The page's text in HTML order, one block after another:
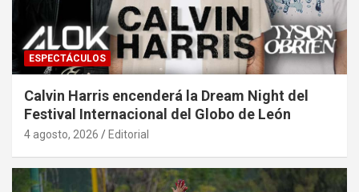
ESPECTÁCULOS
Calvin Harris encenderá la Dream Night del
Festival Internacional del Globo de León
4 agosto, 2026 Editorial